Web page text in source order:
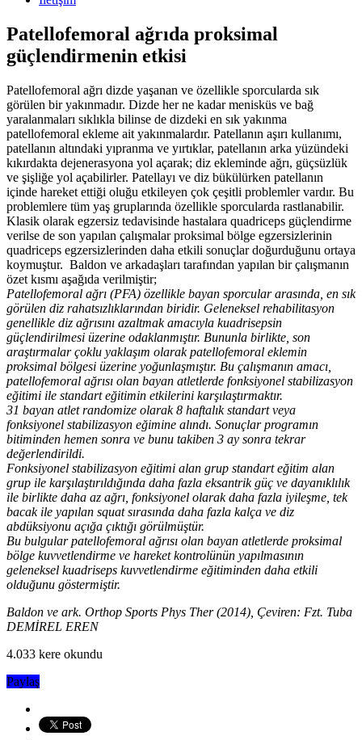
Patellofemoral ağrıda proksimal
güçlendirmenin etkisi
Patellofemoral ağrı dizde yaşanan ve özellikle sporcularda sık
görülen bir yakınmadır. Dizde her ne kadar menisküs ve bağ
yaralanmaları sıklıkla bilinse de dizdeki en sık yakınma
patellofemoral ekleme ait yakınmalardır. Patellanın aşırı kullanımı,
patellanın altındaki yıpranma ve yırtıklar, patellanın arka yüzündeki
kıkırdakta dejenerasyona yol açarak; diz ekleminde ağrı, güçsüzlük
ve şişliğe yol açabilirler. Patellayı ve diz bükülürken patellanın
içinde hareket ettiği oluğu etkileyen çok çeşitli problemler vardır. Bu
problemlere tüm yaş gruplarında özellikle sporcularda rastlanabilir.
Klasik olarak egzersiz tedavisinde hastalara quadriceps güçlendirme
verilse de son yapılan çalışmalar proksimal bölge egzersizlerinin
quadriceps egzersizlerinden daha etkili sonuçlar doğurduğunu ortaya
koymuştur. Baldon ve arkadaşları tarafından yapılan bir çalışmanın
özet kısmı aşağıda verilmiştir;
Patellofemoral ağrı (PFA) özellikle bayan sporcular arasında, en sık
görülen diz rahatsızlıklarından biridir. Geleneksel rehabilitasyon
genellikle diz ağrısını azaltmak amacıyla kuadrisepsin
güçlendirilmesi üzerine odaklanmıştır. Bununla birlikte, son
araştırmalar çoklu yaklaşım olarak patellofemoral eklemin
proksimal bölgesi üzerine yoğunlaşmıştır. Bu çalışmanın amacı,
patellofemoral ağrısı olan bayan atletlerde fonksiyonel stabilizasyon
eğitimi ile standart eğitimin etkilerini karşılaştırmaktır.
31 bayan atlet randomize olarak 8 haftalık standart veya
fonksiyonel stabilizasyon eğimine alındı. Sonuçlar programın
bitiminden hemen sonra ve bunu takiben 3 ay sonra tekrar
değerlendirildi.
Fonksiyonel stabilizasyon eğitimi alan grup standart eğitim alan
grup ile karşılaştırıldığında daha fazla eksantrik güç ve dayanıklılık
ile birlikte daha az ağrı, fonksiyonel olarak daha fazla iyileşme, tek
bacak ile yapılan squat sırasında daha fazla kalça ve diz
abdüksiyonu açığa çıktığı görülmüştür.
Bu bulgular patellofemoral ağrısı olan bayan atletlerde proksimal
bölge kuvvetlendirme ve hareket kontrolünün yapılmasının
geleneksel kuadriseps kuvvetlendirme eğitiminden daha etkili
olduğunu göstermiştir.
Baldon ve ark. Orthop Sports Phys Ther (2014), Çeviren: Fzt. Tuba
DEMİREL EREN
4.033 kere okundu
Paylaş